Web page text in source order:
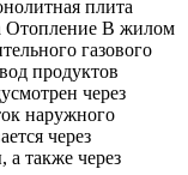
плита
Отопление В жилом
газового
продуктов
через
наружного
через
также через